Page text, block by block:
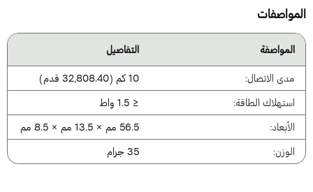
المواصفة
التفاصيل
مدى الاتصال:
10 كم (32,808.40 قدم)
استهلاك الطاقة:
الأبعاد:
56.5 مم × 13.5 مم × 8.5 مم
الوزن:
35 جرام